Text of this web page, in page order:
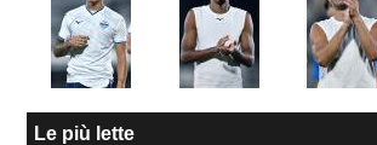
Le più lette